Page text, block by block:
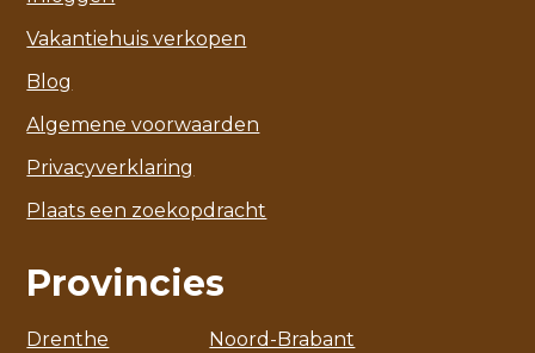
Vakantiehuis verkopen
Blog
Algemene voorwaarden
Privacyverklaring
Plaats een zoekopdracht
Provincies
Drenthe
Noord-Brabant